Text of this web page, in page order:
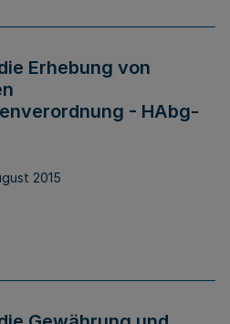
Erhebung von
- HAbg-
2015